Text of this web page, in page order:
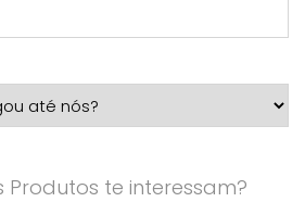
Produtos te interessam?